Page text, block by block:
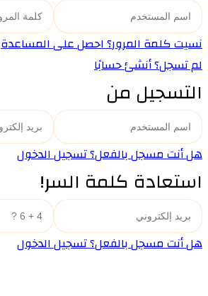
نسيت كلمة المرور؟ احصل على المساعدة
لم تسجل؟ أنشئ حسابًا
التسجيل من
هل أنت مسجل بالفعل؟ تسجيل الدخول
استعادة كلمة السر!
هل أنت مسجل بالفعل؟ تسجيل الدخول